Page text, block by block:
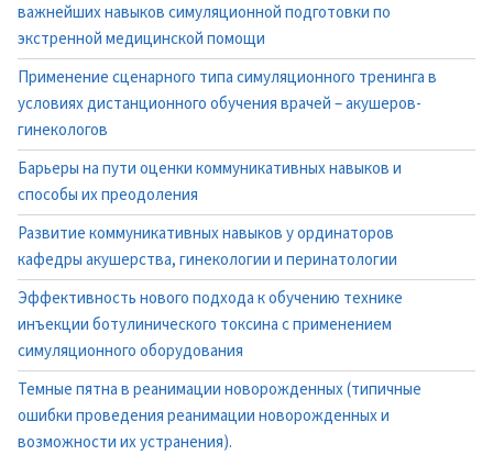
важнейших навыков симуляционной подготовки по
экстренной медицинской помощи
Применение сценарного типа симуляционного тренинга в
условиях дистанционного обучения врачей – акушеров-
гинекологов
Барьеры на пути оценки коммуникативных навыков и
способы их преодоления
Развитие коммуникативных навыков у ординаторов
кафедры акушерства, гинекологии и перинатологии
Эффективность нового подхода к обучению технике
инъекции ботулинического токсина с применением
симуляционного оборудования
Темные пятна в реанимации новорожденных (типичные
ошибки проведения реанимации новорожденных и
возможности их устранения).